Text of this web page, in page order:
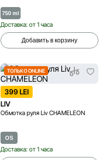
750 ml
Доставка: от 1 часа
Добавить в корзину
ТОЛЬКО ONLINE
399 LEI
LIV
Обмотка руля Liv CHAMELEON
OS
Доставка: от 1 часа